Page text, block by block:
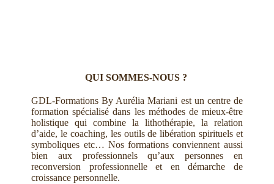
QUI SOMMES-NOUS ?
GDL-Formations By Aurélia Mariani est un centre de
formation spécialisé dans les méthodes de mieux-être
holistique qui combine la lithothérapie, la relation
d’aide, le coaching, les outils de libération spirituels et
symboliques etc… Nos formations conviennent aussi
bien aux professionnels qu’aux personnes en
reconversion professionnelle et en démarche de
croissance personnelle.